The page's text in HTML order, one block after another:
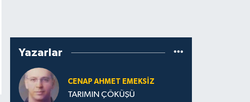
Yazarlar
CENAP AHMET EMEKSİZ
TARIMIN ÇÖKÜŞÜ